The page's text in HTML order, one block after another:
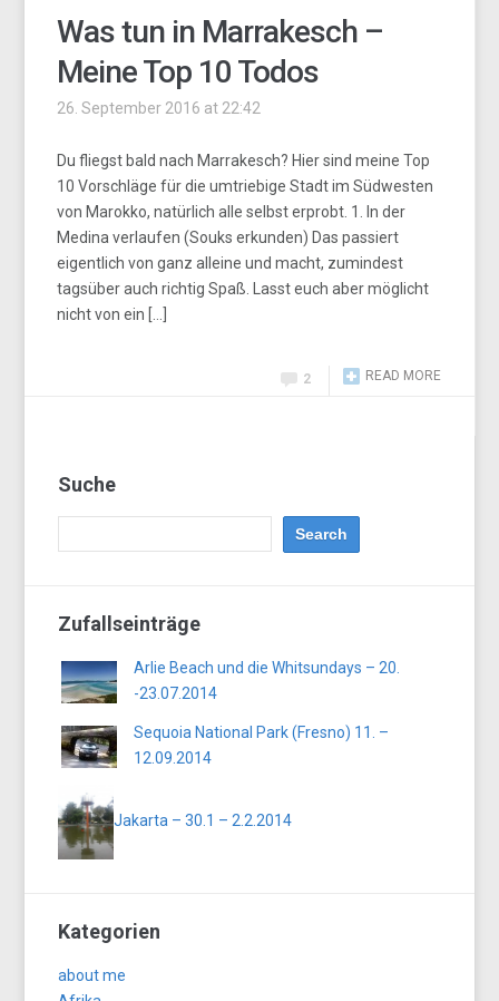
Was tun in Marrakesch –
Meine Top 10 Todos
26. September 2016 at 22:42
Du fliegst bald nach Marrakesch? Hier sind meine Top
10 Vorschläge für die umtriebige Stadt im Südwesten
von Marokko, natürlich alle selbst erprobt. 1. In der
Medina verlaufen (Souks erkunden) Das passiert
eigentlich von ganz alleine und macht, zumindest
tagsüber auch richtig Spaß. Lasst euch aber möglicht
nicht von ein […]
READ MORE
2
Suche
Zufallseinträge
Arlie Beach und die Whitsundays – 20.
-23.07.2014
Sequoia National Park (Fresno) 11. –
12.09.2014
Jakarta – 30.1 – 2.2.2014
Kategorien
about me